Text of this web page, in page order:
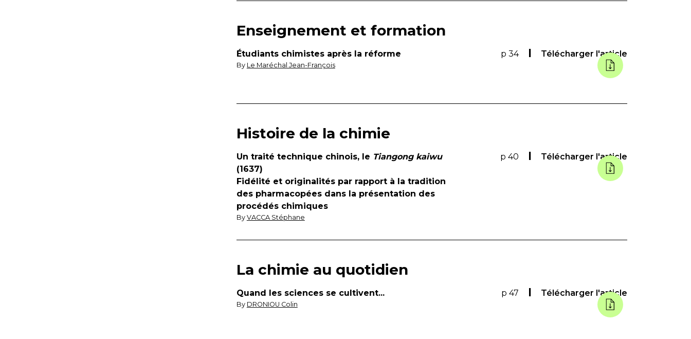
Enseignement et formation
Étudiants chimistes après la réforme
By Le Maréchal Jean-François
p 34 Télécharger l'article
Histoire de la chimie
Un traité technique chinois, le Tiangong kaiwu
(1637)
Fidélité et originalités par rapport à la tradition
des pharmacopées dans la présentation des
procédés chimiques
By VACCA Stéphane
p 40 Télécharger l'article
La chimie au quotidien
Quand les sciences se cultivent...
By DRONIOU Colin
p 47 Télécharger l'article